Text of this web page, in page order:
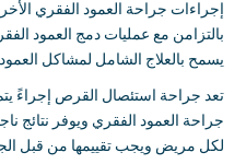
إجراءات جراحة العمود الفقري
بالتزامن مع عمليات دمج العمود
يسمح بالعلاج الشامل لمشاكل
تعد جراحة استئصال القرص إجراءً
جراحة العمود الفقري ويوفر نتائج
لكل مريض ويجب تقييمها من قبل